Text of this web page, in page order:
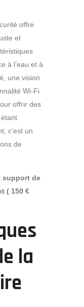
offre
et
à l’eau et à
une vision
Wi-Fi
offrir des
c’est un
de
support de
( 150 €
la